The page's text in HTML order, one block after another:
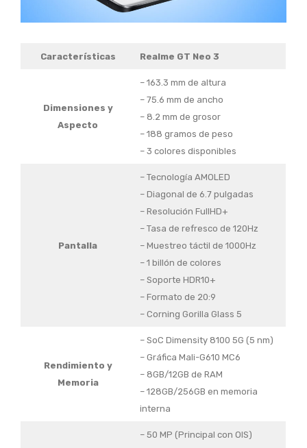
Características Realme GT Neo 3
Dimensiones y
Aspecto
– 163.3 mm de altura
– 75.6 mm de ancho
– 8.2 mm de grosor
– 188 gramos de peso
– 3 colores disponibles
Pantalla
– Tecnología AMOLED
– Diagonal de 6.7 pulgadas
– Resolución FullHD+
– Tasa de refresco de 120Hz
– Muestreo táctil de 1000Hz
– 1 billón de colores
– Soporte HDR10+
– Formato de 20:9
– Corning Gorilla Glass 5
Rendimiento y
Memoria
– SoC Dimensity 8100 5G (5 nm)
– Gráfica Mali-G610 MC6
– 8GB/12GB de RAM
– 128GB/256GB en memoria
interna
– 50 MP (Principal con OIS)